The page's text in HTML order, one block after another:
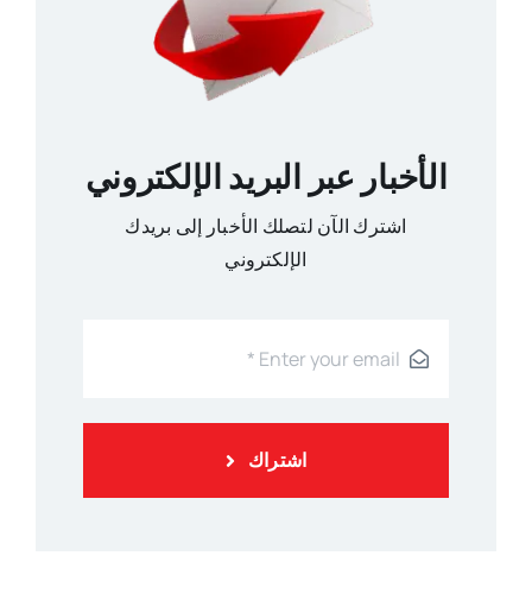
الأخبار عبر البريد الإلكتروني
اشترك الآن لتصلك الأخبار إلى بريدك
الإلكتروني
اشتراك